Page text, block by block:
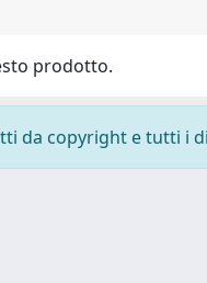
prodotto.
da copyright e tutti i